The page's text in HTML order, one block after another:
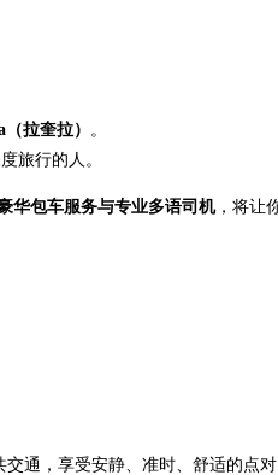
拉奎拉）
。
旅行的人。
华包车服务与专业多语司机，将让
交通，享受安静、准时、舒适的点